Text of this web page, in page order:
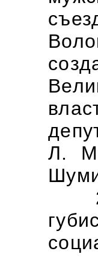
Л.
22
23